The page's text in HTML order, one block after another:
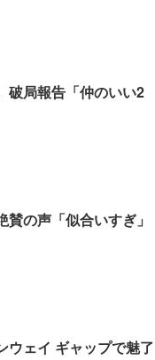
破局報告「仲のいい2
の声「似合いすぎ」
ウェイ ギャップで魅了